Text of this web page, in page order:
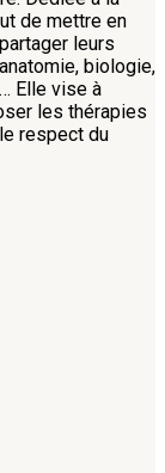
de mettre en
leurs
biologie,
Elle vise à
les thérapies
respect du